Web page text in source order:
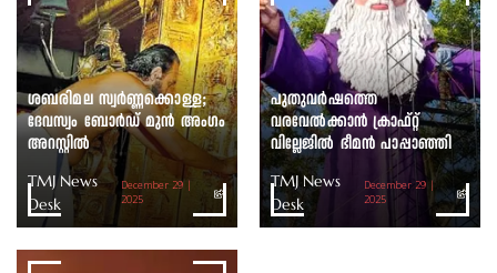
ശബരിമല സ്വർണ്ണക്കൊള്ള;
ദേവസ്വം ബോർഡ് മുൻ അംഗം
അറസ്റ്റിൽ
TMJ News
Desk
December 29 |
2025
പുതുവർഷത്തെ
വരവേൽക്കാൻ ക്രാഫ്റ്റ്
വില്ലേജിൽ ഭീമൻ പാപ്പാഞ്ഞി
TMJ News
Desk
December 29 |
2025